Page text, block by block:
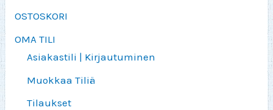
OSTOSKORI
OMA TILI
Asiakastili | Kirjautuminen
Muokkaa Tiliä
Tilaukset